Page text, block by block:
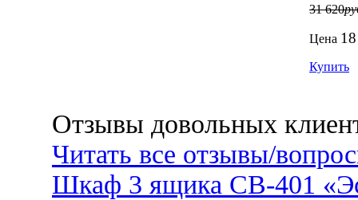
31 620
Цена
Купить
Отзывы довольных
Читать все отзывы/
Шкаф 3 ящика СВ-401